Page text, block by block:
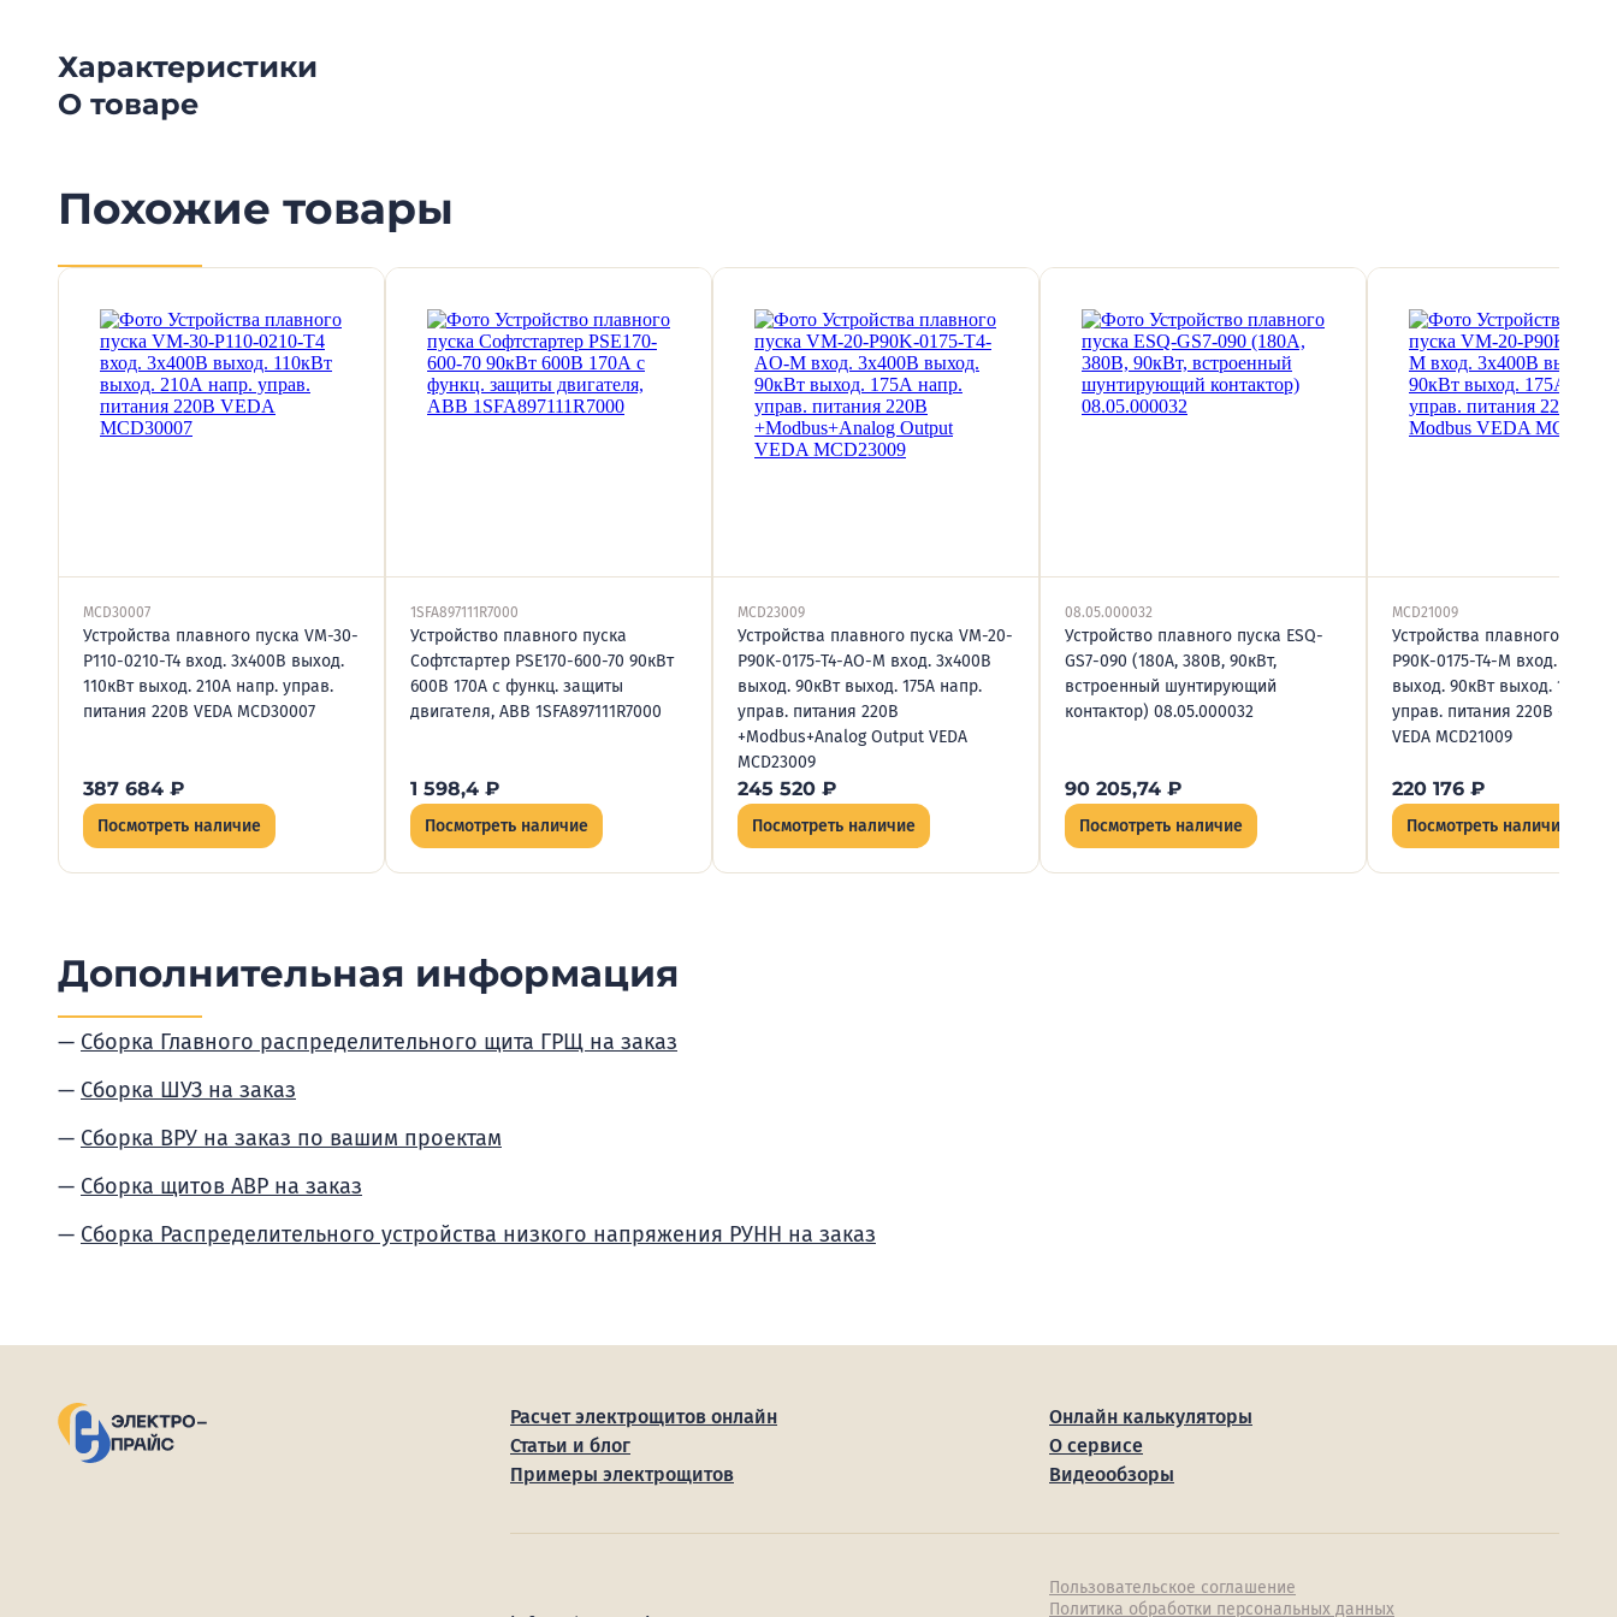
Характеристики
О товаре
Похожие товары
MCD30007
Устройства плавного пуска VM-30-
P110-0210-T4 вход. 3х400В выход.
110кВт выход. 210А напр. управ.
питания 220В VEDA MCD30007
387 684 ₽
Посмотреть наличие
1SFA897111R7000
Устройство плавного пуска
Софтстартер PSE170-600-70 90кВт
600В 170А с функц. защиты
двигателя, ABB 1SFA897111R7000
1 598,4 ₽
Посмотреть наличие
MCD23009
Устройства плавного пуска VM-20-
P90K-0175-T4-AO-M вход. 3х400В
выход. 90кВт выход. 175А напр.
управ. питания 220В
+Modbus+Analog Output VEDA
MCD23009
245 520 ₽
Посмотреть наличие
08.05.000032
Устройство плавного пуска ESQ-
GS7-090 (180А, 380В, 90кВт,
встроенный шунтирующий
контактор) 08.05.000032
90 205,74 ₽
Посмотреть наличие
MCD21009
Устройства плавного пуска
P90K-0175-T4-M вход. 3х400В
выход. 90кВт выход. 175А
управ. питания 220В +
VEDA MCD21009
220 176 ₽
Посмотреть наличие
Дополнительная информация
Сборка Главного распределительного щита ГРЩ на заказ
Сборка ШУЗ на заказ
Сборка ВРУ на заказ по вашим проектам
Сборка щитов АВР на заказ
Сборка Распределительного устройства низкого напряжения РУНН на заказ
Расчет электрощитов онлайн
Онлайн калькуляторы
Статьи и блог
О сервисе
Примеры электрощитов
Видеообзоры
Пользовательское соглашение
Политика обработки персональных данных